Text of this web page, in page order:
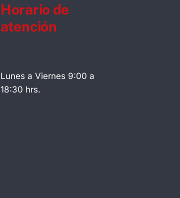
Horario de
atención
Lunes a Viernes 9:00 a
18:30 hrs.